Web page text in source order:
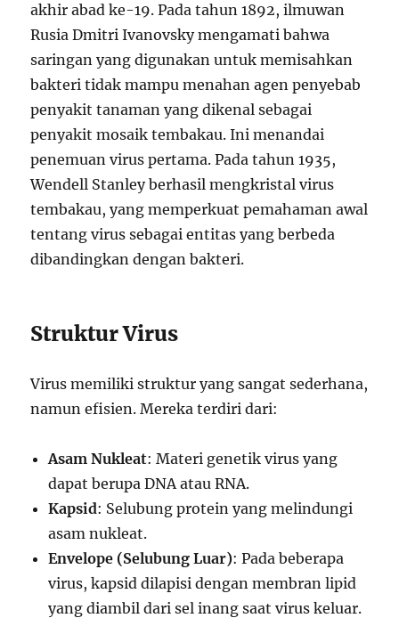
akhir abad ke-19. Pada tahun 1892, ilmuwan
Rusia Dmitri Ivanovsky mengamati bahwa
saringan yang digunakan untuk memisahkan
bakteri tidak mampu menahan agen penyebab
penyakit tanaman yang dikenal sebagai
penyakit mosaik tembakau. Ini menandai
penemuan virus pertama. Pada tahun 1935,
Wendell Stanley berhasil mengkristal virus
tembakau, yang memperkuat pemahaman awal
tentang virus sebagai entitas yang berbeda
dibandingkan dengan bakteri.
Struktur Virus
Virus memiliki struktur yang sangat sederhana,
namun efisien. Mereka terdiri dari:
Asam Nukleat: Materi genetik virus yang
dapat berupa DNA atau RNA.
Kapsid: Selubung protein yang melindungi
asam nukleat.
Envelope (Selubung Luar): Pada beberapa
virus, kapsid dilapisi dengan membran lipid
yang diambil dari sel inang saat virus keluar.